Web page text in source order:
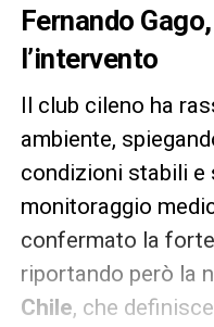
Fernando
l’intervento
Il club cileno ha
ambiente,
condizioni stabili
monitoraggio
confermato la
riportando però la
Chile, che